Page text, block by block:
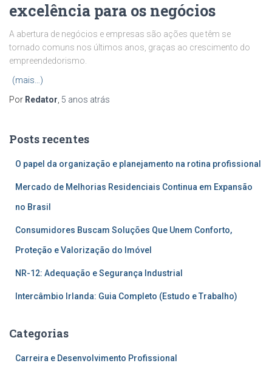
excelência para os negócios
A abertura de negócios e empresas são ações que têm se
tornado comuns nos últimos anos, graças ao crescimento do
empreendedorismo.
(mais…)
Por Redator 5 anos atrás
Posts recentes
O papel da organização e planejamento na rotina profissional
Mercado de Melhorias Residenciais Continua em Expansão
no Brasil
Consumidores Buscam Soluções Que Unem Conforto,
Proteção e Valorização do Imóvel
NR-12: Adequação e Segurança Industrial
Intercâmbio Irlanda: Guia Completo (Estudo e Trabalho)
Categorias
Carreira e Desenvolvimento Profissional